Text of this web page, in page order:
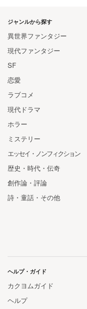
ジャンルから探す
異世界ファンタジー
現代ファンタジー
SF
恋愛
ラブコメ
現代ドラマ
ホラー
ミステリー
エッセイ・ノンフィクション
歴史・時代・伝奇
創作論・評論
詩・童話・その他
ヘルプ・ガイド
カクヨムガイド
ヘルプ